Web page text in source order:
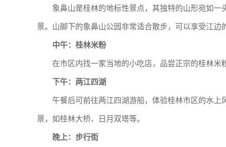
象鼻山是桂林的地标性景点，其独特的山形宛如
景。山脚下的象鼻山公园非常适合散步，可以享受江边
中午：桂林米粉
在市区内找一家当地的小吃店，品尝正宗的桂林米
下午：两江四湖
午餐后可前往两江四湖游船，体验桂林市区的水
景，如桂林大桥、日月双塔等。
晚上：步行街